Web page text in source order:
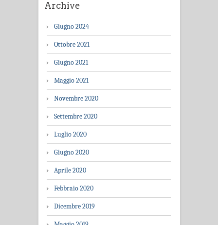
Archive
Giugno 2024
Ottobre 2021
Giugno 2021
Maggio 2021
Novembre 2020
Settembre 2020
Luglio 2020
Giugno 2020
Aprile 2020
Febbraio 2020
Dicembre 2019